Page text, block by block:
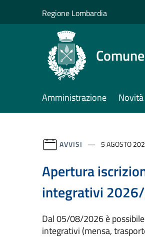
Regione Lombardia
Amministrazione Novità
AVVISI 5 AGOSTO
Apertura
integrativi
Dal 05/08/2026 è
integrativi (mensa,